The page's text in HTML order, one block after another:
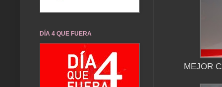
MEJOR
DÍA 4 QUE FUERA